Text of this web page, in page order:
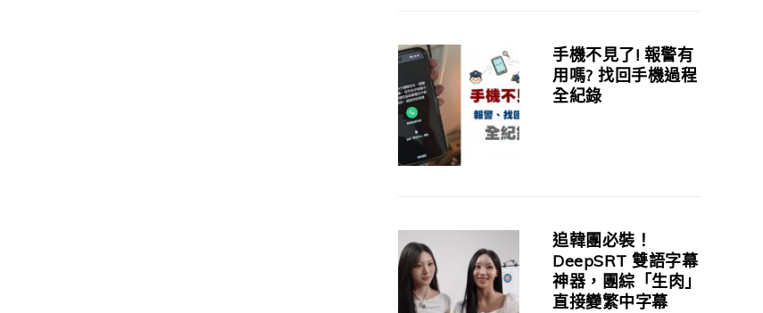
手機不見了! 報警有
用嗎? 找回手機過程
全紀錄
追韓團必裝！
DeepSRT 雙語字幕
神器，團綜「生肉」
直接變繁中字幕